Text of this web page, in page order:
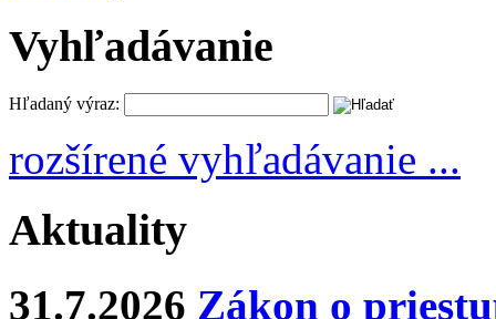
Vyhľadávanie
Hľadaný výraz:
rozšírené vyhľadávanie ...
Aktuality
31.7.2026 Zákon o